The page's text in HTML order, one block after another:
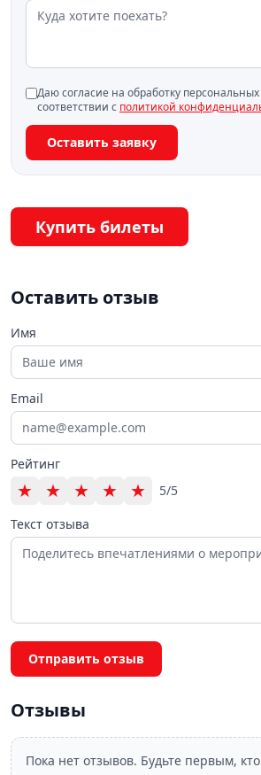
Даю согласие на обработку
соответствии с политикой
Оставить заявку
Купить билеты
Оставить отзыв
Имя
Email
Рейтинг
★ ★ ★ ★ ★
5/5
Текст отзыва
Отправить отзыв
Отзывы
Пока нет отзывов. Будьте первым,